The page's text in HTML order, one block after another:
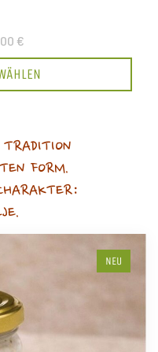
€
TRADITION
FORM.
NEU